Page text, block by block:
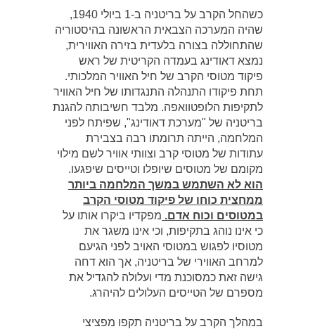
כשהחל הקרב על בריטניה ב-1 ביולי 1940,
שהיה המערכה הצבאית הראשונה בהיסטוריה
שהתחוללה בצורה בלעדית בזירה האווירית,
נמצא דאודינג בעמדה הקריטית של ראש
פיקוד מטוסי הקרב של חיל האוויר המלכותי.
תחת פיקודו התנהלה התנגדותו של חיל האוויר
לתקיפות הלופטוואפה. מלבד חשיבותה להגנת
בריטניה של "מערכת דאודינג", שפיתח לפני
המלחמה, הייתה תרומתו רבה בצבירת
עתודות של מטוסי קרב וצוותי אוויר לשם מילוי
מקומם של מטוסים שיופלו וטייסים שיפגעו.
הוא לא השתמש במשך המלחמה ביותר
ממחצית כוחו של פיקוד מטוסי הקרב
במטוסים וכוח אדם. מפקדיו ביקרו אותו על
כי אינו נוהג בתקיפות, וכי אינו משגר את
מטוסיו לפגוש במטוסי האויב לפני הגיעם
למרחב האווירי של בריטניה, אך הוא דחה
גישה זאת כמסוכנת מדי ועלולה להגדיל את
מספרם של הטייסים העלולים להיהרג.
במהלך הקרב על בריטניה תקפו מפציצי